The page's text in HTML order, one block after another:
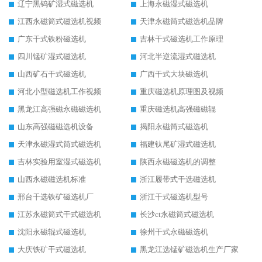
辽宁黑钨矿湿式磁选机
上海永磁湿式磁选机
江西永磁筒式磁选机视频
天津永磁筒式磁选机品牌
广东干式铁粉磁选机
吉林干式磁选机工作原理
四川锰矿湿式磁选机
河北半逆流湿式磁选机
山西矿石干式磁选机
广西干式大块磁选机
河北小型磁选机工作视频
重庆磁选机原理图及视频
黑龙江高强磁永磁磁选机
重庆磁选机高强磁磁辊
山东高强磁磁选机设备
揭阳永磁筒式磁选机
天津永磁湿式筒式磁选机
福建钛尾矿湿式磁选机
吉林实验用室湿式磁选机
陕西永磁磁选机的调整
山西永磁磁选机标准
浙江履带式干选磁选机
邢台干选铁矿磁选机厂
浙江干式磁选机型号
江苏永磁筒式干式磁选机
长沙ct永磁筒式磁选机
沈阳永磁辊式磁选机
徐州干式永磁磁选机
大庆铁矿干式磁选机
黑龙江选锰矿磁选机生产厂家